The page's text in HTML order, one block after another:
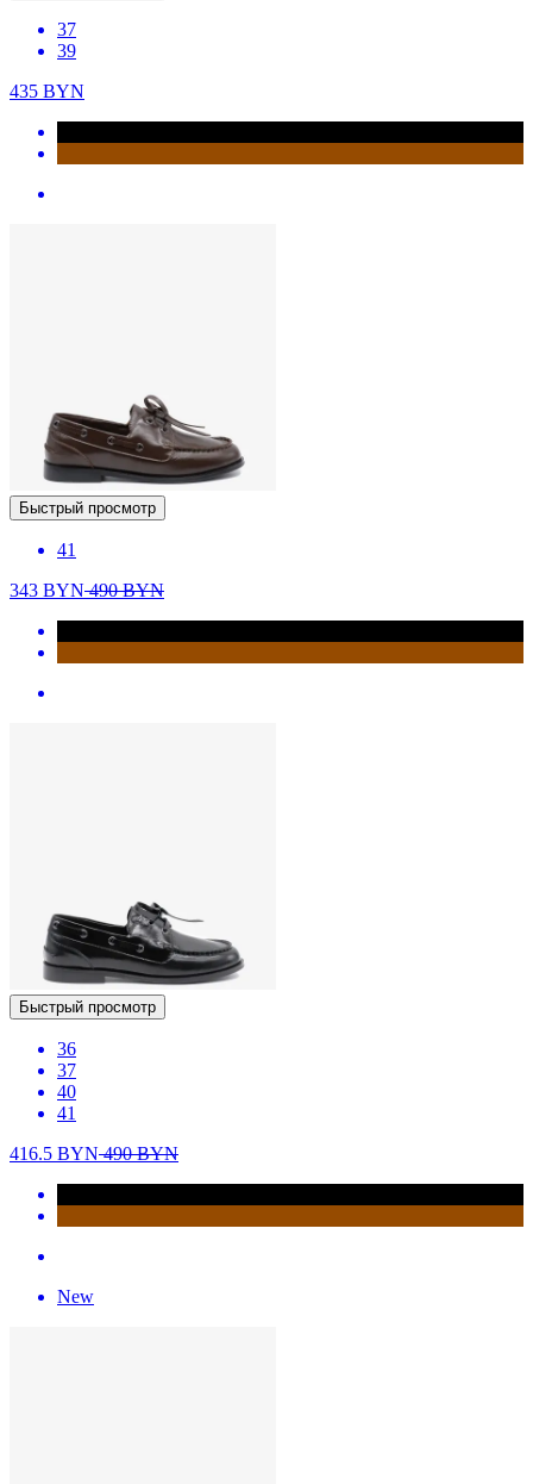
37
39
435 BYN
Быстрый просмотр
41
343 BYN490BYN
Быстрый просмотр
36
37
40
41
416.5 BYN490BYN
New